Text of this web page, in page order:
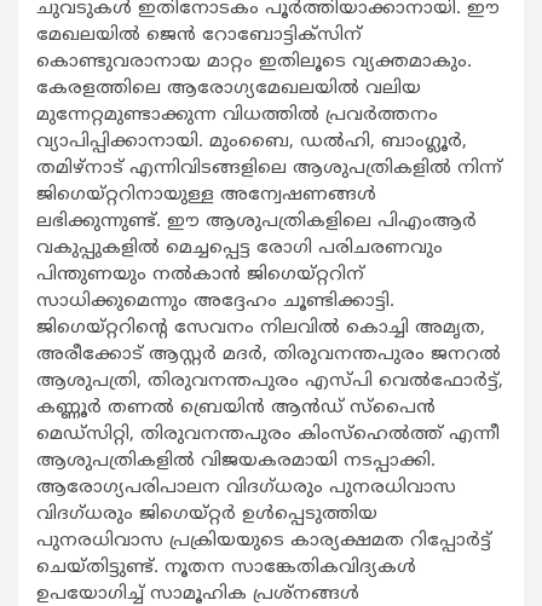
ചുവടുകള്‍ ഇതിനോടകം പൂര്‍ത്തിയാക്കാനായി. ഈ
മേഖലയില്‍ ജെന്‍ റോബോട്ടിക്സിന്
കൊണ്ടുവരാനായ മാറ്റം ഇതിലൂടെ വ്യക്തമാകും.
കേരളത്തിലെ ആരോഗ്യമേഖലയില്‍ വലിയ
മുന്നേറ്റമുണ്ടാക്കുന്ന വിധത്തില്‍ പ്രവര്‍ത്തനം
വ്യാപിപ്പിക്കാനായി. മുംബൈ, ഡല്‍ഹി, ബാംഗ്ലൂര്‍,
തമിഴ്നാട് എന്നിവിടങ്ങളിലെ ആശുപത്രികളില്‍ നിന്ന്
ജിഗെയ്റ്ററിനായുള്ള അന്വേഷണങ്ങള്‍
ലഭിക്കുന്നുണ്ട്. ഈ ആശുപത്രികളിലെ പിഎംആര്‍
വകുപ്പുകളില്‍ മെച്ചപ്പെട്ട രോഗി പരിചരണവും
പിന്തുണയും നല്‍കാന്‍ ജിഗെയ്റ്ററിന്
സാധിക്കുമെന്നും അദ്ദേഹം ചൂണ്ടിക്കാട്ടി.
ജിഗെയ്റ്ററിന്‍റെ സേവനം നിലവില്‍ കൊച്ചി അമൃത,
അരീക്കോട് ആസ്റ്റര്‍ മദര്‍, തിരുവനന്തപുരം ജനറല്‍
ആശുപത്രി, തിരുവനന്തപുരം എസ്പി വെല്‍ഫോര്‍ട്ട്,
കണ്ണൂര്‍ തണല്‍ ബ്രെയിന്‍ ആന്‍ഡ് സ്പൈന്‍
മെഡ്സിറ്റി, തിരുവനന്തപുരം കിംസ്ഹെല്‍ത്ത് എന്നീ
ആശുപത്രികളില്‍ വിജയകരമായി നടപ്പാക്കി.
ആരോഗ്യപരിപാലന വിദഗ്ധരും പുനരധിവാസ
വിദഗ്ധരും ജിഗെയ്റ്റര്‍ ഉള്‍പ്പെടുത്തിയ
പുനരധിവാസ പ്രക്രിയയുടെ കാര്യക്ഷമത റിപ്പോര്‍ട്ട്
ചെയ്തിട്ടുണ്ട്. നൂതന സാങ്കേതികവിദ്യകള്‍
ഉപയോഗിച്ച് സാമൂഹിക പ്രശ്നങ്ങള്‍